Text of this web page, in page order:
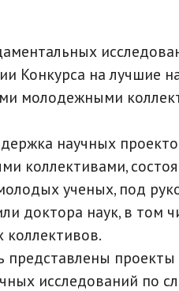
Конкурса на лучшие
молодежными
научных
коллективами,
ученых, под
доктора наук, в том
коллективов.
представлены проекты
исследований по